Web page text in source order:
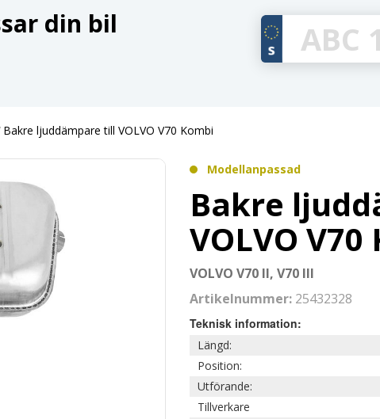
din bil
Bakre ljuddämpare till VOLVO V70 Kombi
Modellanpassad
Bakre
VOLVO V70
VOLVO V70 II, V70 III
Artikelnummer: 25432328
Teknisk information:
Längd:
Position:
Utförande:
Tillverkare